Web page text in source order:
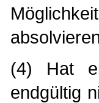
(4) Hat
endgültig